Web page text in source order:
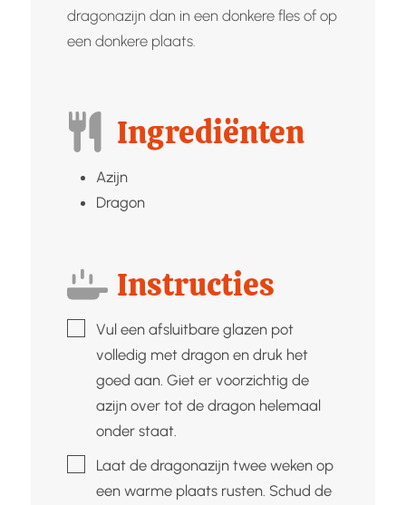
dragonazijn dan in een donkere fles of op
een donkere plaats.
Ingrediënten
Azijn
Dragon
Instructies
▢Vul een afsluitbare glazen pot
volledig met dragon en druk het
goed aan. Giet er voorzichtig de
azijn over tot de dragon helemaal
onder staat.
▢Laat de dragonazijn twee weken op
een warme plaats rusten. Schud de